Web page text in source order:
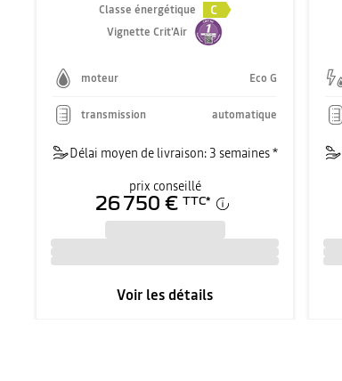
Classe énergétique
C
Vignette Crit'Air
moteur Eco G
transmission automatique
Délai moyen de livraison: 3 semaines *
prix conseillé
26 750 € TTC*
Voir les détails